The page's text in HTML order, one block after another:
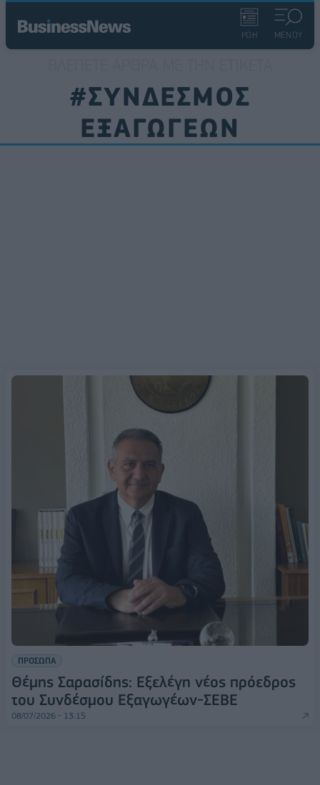
ΡΟΗ ΜΕΝΟΥ
#ΣΥΝΔΕΣΜΟΣ
ΕΞΑΓΩΓΕΩΝ
ΠΡΟΣΩΠΑ
Θέμης Σαρασίδης: Εξελέγη νέος πρόεδρος
του Συνδέσμου Εξαγωγέων-ΣΕΒΕ
08/07/2026 - 13:15